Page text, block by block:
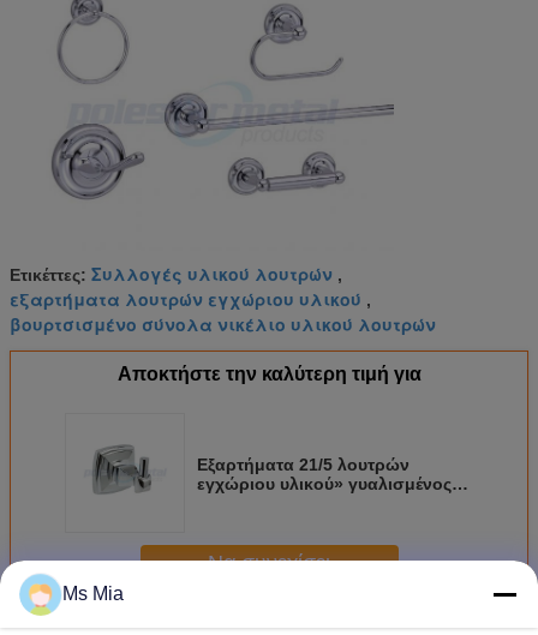
Ετικέττες: Συλλογές υλικού λουτρών ,
εξαρτήματα λουτρών εγχώριου υλικού ,
βουρτσισμένο σύνολα νικέλιο υλικού λουτρών
Αποκτήστε την καλύτερη τιμή για
Εξαρτήματα 21/5 λουτρών
εγχώριου υλικού» γυαλισμένος
Να συνεχίσει
ΠερισσότεροιΕξαρτήματα υλικού λουτρών
Ms Mia